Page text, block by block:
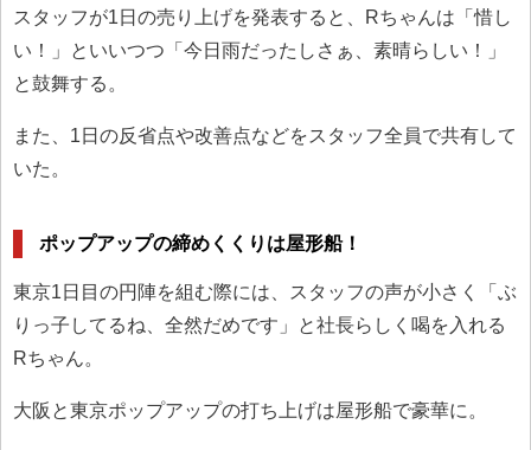
スタッフが1日の売り上げを発表すると、Rちゃんは「惜し
い！」といいつつ「今日雨だったしさぁ、素晴らしい！」
と鼓舞する。
また、1日の反省点や改善点などをスタッフ全員で共有して
いた。
ポップアップの締めくくりは屋形船！
東京1日目の円陣を組む際には、スタッフの声が小さく「ぶ
りっ子してるね、全然だめです」と社長らしく喝を入れる
Rちゃん。
大阪と東京ポップアップの打ち上げは屋形船で豪華に。